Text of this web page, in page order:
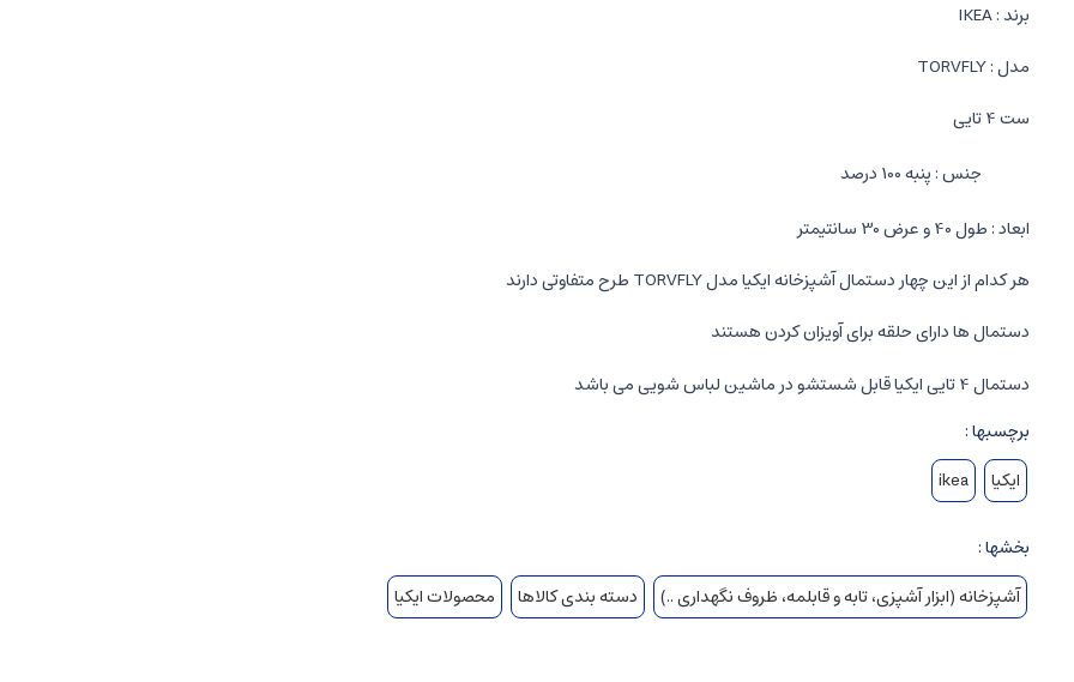
برند : IKEA
مدل : TORVFLY
ست 4 تایی
جنس : پنبه 100 درصد
ابعاد : طول 40 و عرض 30 سانتیمتر
هر کدام از این چهار دستمال آشپزخانه ایکیا مدل TORVFLY طرح متفاوتی دارند
دستمال ها دارای حلقه برای آویزان کردن هستند
دستمال 4 تایی ایکیا قابل شستشو در ماشین لباس شویی می باشد
برچسبها :
ایکیا
ikea
بخشها :
آشپزخانه (ابزار آشپزی، تابه و قابلمه، ظروف نگهداری ..)
دسته بندی کالاها محصولات ایکیا